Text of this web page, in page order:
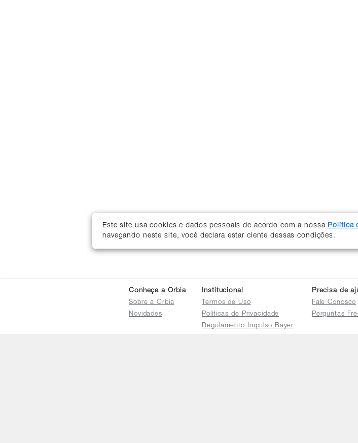
Este site usa cookies e dados pessoais de acordo com a nossa Política
navegando neste site, você declara estar ciente dessas condições.
Conheça a Orbia
Sobre a Orbia
Novidades
Institucional
Termos de Uso
Políticas de Privacidade
Regulamento Impulso Bayer
Precisa de
Fale Conosco
Perguntas